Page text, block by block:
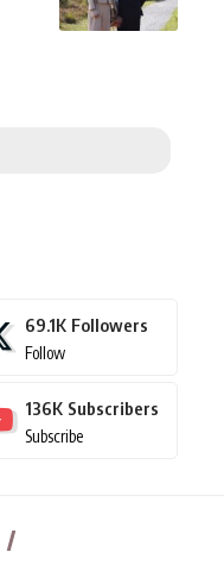
69.1K Followers
Follow
136K Subscribers
Subscribe